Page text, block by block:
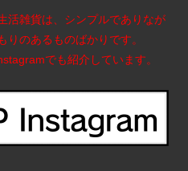
活雑貨は、シンプルでありなが
りのあるものばかりです。
でも紹介しています。